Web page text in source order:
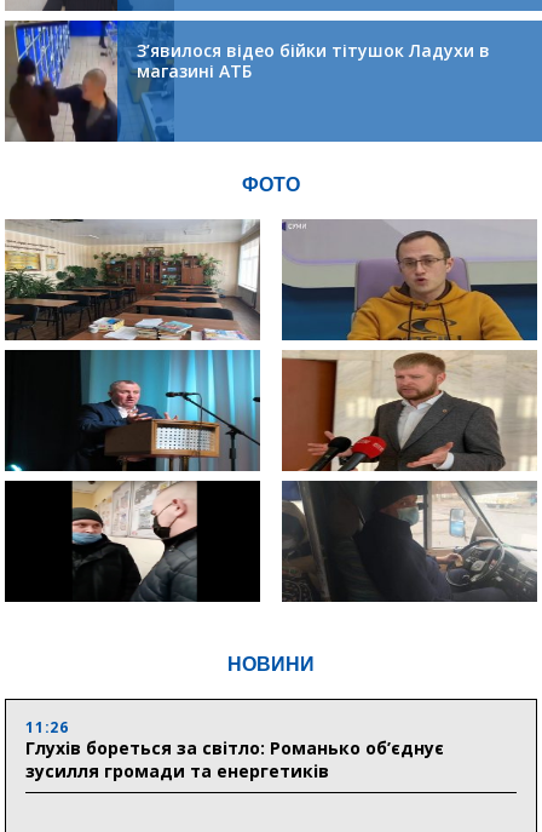
НОВИНИ
11:26
Глухів бореться за світло: Романько об’єднує
зусилля громади та енергетиків
З’явилося відео бійки тітушок Ладухи в
магазині АТБ
ФОТО